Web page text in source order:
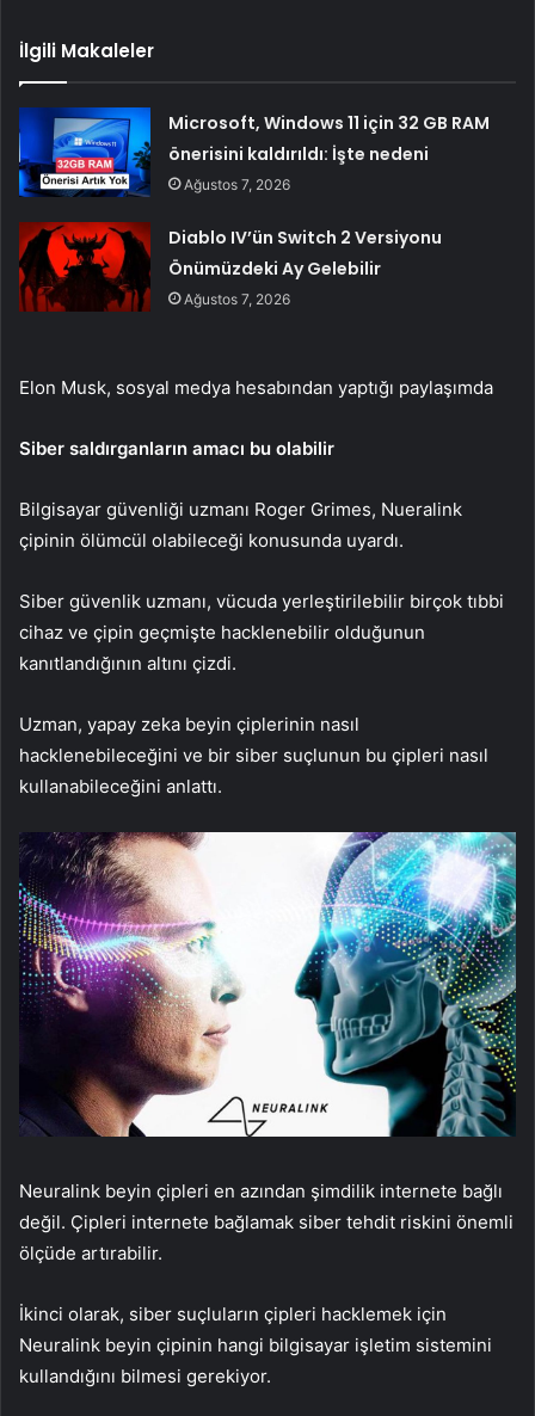
İlgili Makaleler
Microsoft, Windows 11 için 32 GB RAM
önerisini kaldırıldı: İşte nedeni
Ağustos 7, 2026
Diablo IV’ün Switch 2 Versiyonu
Önümüzdeki Ay Gelebilir
Ağustos 7, 2026
Elon Musk, sosyal medya hesabından yaptığı paylaşımda
Siber saldırganların amacı bu olabilir
Bilgisayar güvenliği uzmanı Roger Grimes, Nueralink
çipinin ölümcül olabileceği konusunda uyardı.
Siber güvenlik uzmanı, vücuda yerleştirilebilir birçok tıbbi
cihaz ve çipin geçmişte hacklenebilir olduğunun
kanıtlandığının altını çizdi.
Uzman, yapay zeka beyin çiplerinin nasıl
hacklenebileceğini ve bir siber suçlunun bu çipleri nasıl
kullanabileceğini anlattı.
Neuralink beyin çipleri en azından şimdilik internete bağlı
değil. Çipleri internete bağlamak siber tehdit riskini önemli
ölçüde artırabilir.
İkinci olarak, siber suçluların çipleri hacklemek için
Neuralink beyin çipinin hangi bilgisayar işletim sistemini
kullandığını bilmesi gerekiyor.